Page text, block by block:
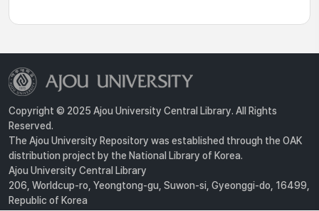
Copyright © 2025 Ajou University Central Library. All Rights
Reserved.
The Ajou University Repository was established through the OAK
distribution project by the National Library of Korea.
Ajou University Central Library
206, Worldcup-ro, Yeongtong-gu, Suwon-si, Gyeonggi-do, 16499,
Republic of Korea